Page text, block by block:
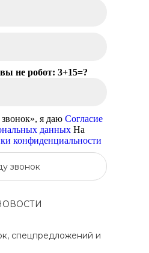
не робот: 3+15=?
я даюСогласие
данныхНа
конфиденциальности
звонок
спецпредложений и